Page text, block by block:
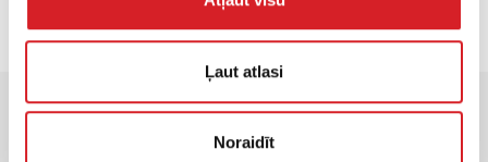
Ļaut atlasi
Noraidīt